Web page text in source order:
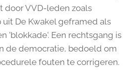
VVD-leden zoals
De Kwakel geframed als
'blokkade'. Een rechtsgang is
de democratie, bedoeld om
fouten te corrigeren.